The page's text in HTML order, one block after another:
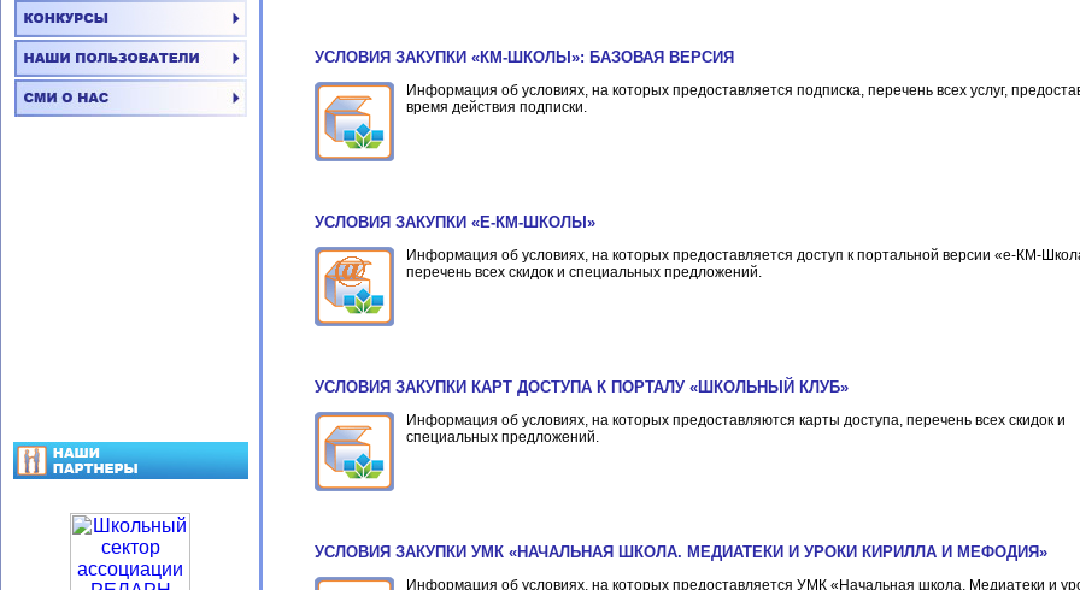
УСЛОВИЯ ЗАКУПКИ «КМ-ШКОЛЫ»: БАЗОВАЯ ВЕРСИЯ
Информация об условиях, на которых предоставляется подписка, перечень всех услуг,
время действия подписки.
УСЛОВИЯ ЗАКУПКИ «Е-КМ-ШКОЛЫ»
Информация об условиях, на которых предоставляется доступ к портальной версии «е-КМ-
перечень всех скидок и специальных предложений.
УСЛОВИЯ ЗАКУПКИ КАРТ ДОСТУПА К ПОРТАЛУ «ШКОЛЬНЫЙ КЛУБ»
Информация об условиях, на которых предоставляются карты доступа, перечень всех скидок и
специальных предложений.
УСЛОВИЯ ЗАКУПКИ УМК «НАЧАЛЬНАЯ ШКОЛА. МЕДИАТЕКИ И УРОКИ КИРИЛЛА И МЕФОДИЯ»
Информация об условиях, на которых предоставляется УМК «Начальная школа. Медиатеки и